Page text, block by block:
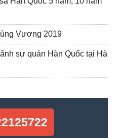
Vương 2019
sự quán Hàn Quốc tại Hà